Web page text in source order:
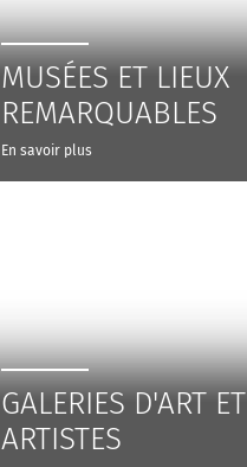
MUSÉES ET LIEUX
REMARQUABLES
En savoir plus
GALERIES D'ART ET
ARTISTES